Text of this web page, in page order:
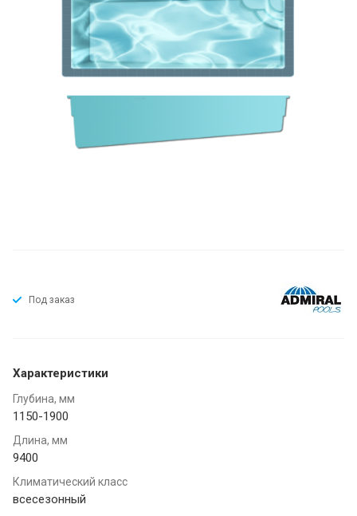
Под заказ
Характеристики
Глубина, мм
1150-1900
Длина, мм
9400
Климатический класс
всесезонный